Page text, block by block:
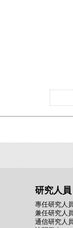
研究人員
專任研究人員
兼任研究人員
通信研究人員